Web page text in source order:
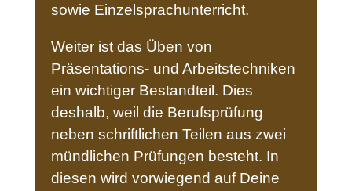
sowie Einzelsprachunterricht.
Weiter ist das Üben von
Präsentations- und Arbeitstechniken
ein wichtiger Bestandteil. Dies
deshalb, weil die Berufsprüfung
neben schriftlichen Teilen aus zwei
mündlichen Prüfungen besteht. In
diesen wird vorwiegend auf Deine